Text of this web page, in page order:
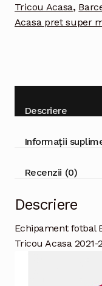
maneca
scurta
Tricou Acasa,
Acasa pret super
Descriere
Informații
Recenzii (0)
Descriere
Echipament fotbal
Tricou Acasa